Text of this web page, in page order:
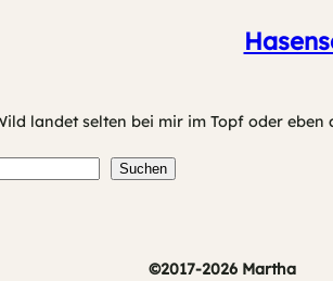
landet selten bei mir im Topf oder
Suchen
©2017-2026 Martha